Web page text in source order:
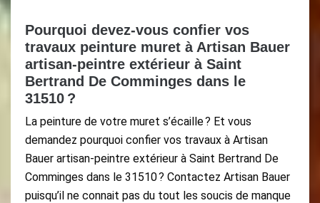
Pourquoi devez-vous confier vos
travaux peinture muret à Artisan Bauer
artisan-peintre extérieur à Saint
Bertrand De Comminges dans le
31510 ?
La peinture de votre muret s’écaille ? Et vous
demandez pourquoi confier vos travaux à Artisan
Bauer artisan-peintre extérieur à Saint Bertrand De
Comminges dans le 31510 ? Contactez Artisan Bauer
puisqu’il ne connait pas du tout les soucis de manque